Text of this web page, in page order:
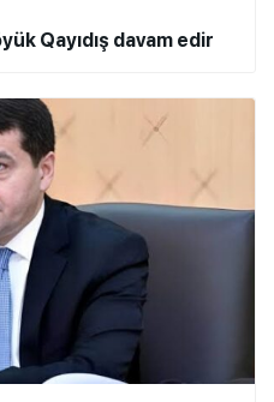
Qayıdış davam edir